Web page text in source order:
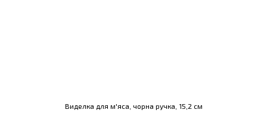
Виделка для м'яса, чорна ручка, 15,2 см